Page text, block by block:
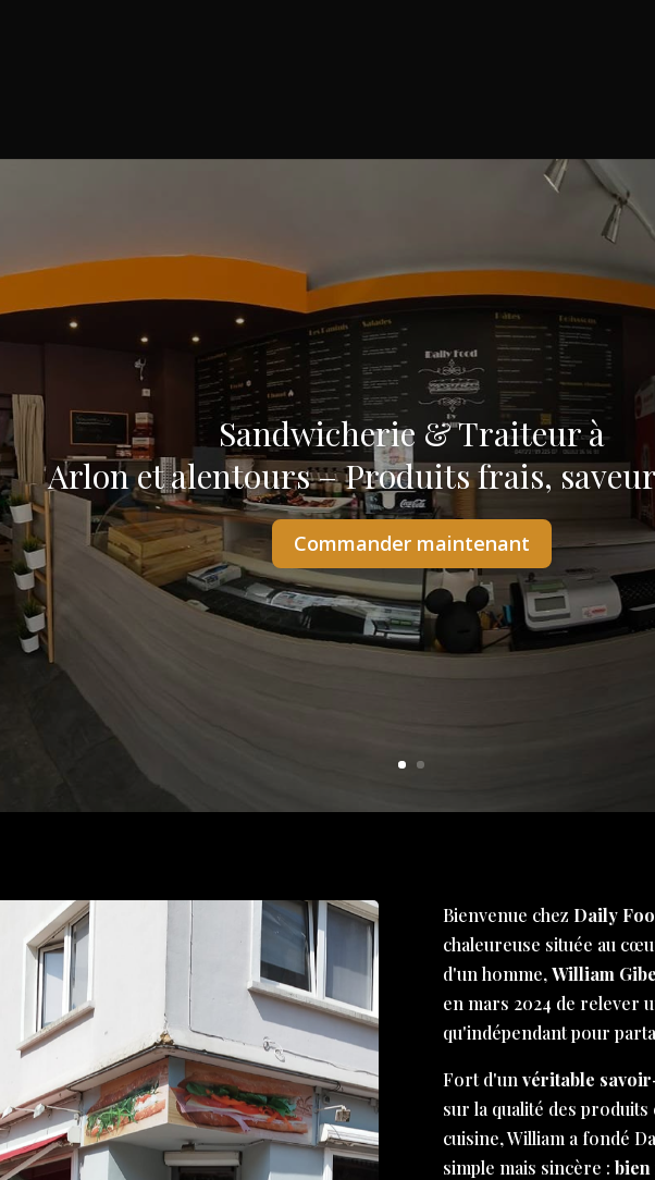
Sandwicherie & Traiteur à
Arlon et alentours – Produits frais,
Commander maintenant
Bienvenue chez Daily
chaleureuse située au
d'un homme,William
en mars 2024 de relever
qu'indépendant pour
Fort d'unvéritable
sur la qualité des
cuisine, William a fondé
simple mais sincère :bien